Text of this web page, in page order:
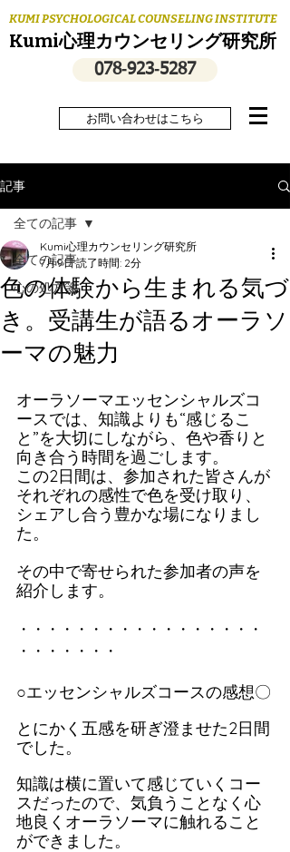
KUMI PSYCHOLOGICAL COUNSELING INSTITUTE
Kumi心理カウンセリング研究所
078‐923‐5287
お問い合わせはこちら
記事
全ての記事
心の処方箋
全ての記事
色の体験から生まれる気づ
き。受講生が語るオーラソ
ーマの魅力
Kumi心理カウンセリング研究所
7月9日読了時間: 2分
オーラソーマエッセンシャルズコ
ースでは、知識よりも“感じるこ
と”を大切にしながら、色や香りと
向き合う時間を過ごします。
この2日間は、参加された皆さんが
それぞれの感性で色を受け取り、
シェアし合う豊かな場になりまし
た。
その中で寄せられた参加者の声を
紹介します。
・・・・・・・・・・・・・・・・・
・・・・・・・
○エッセンシャルズコースの感想〇
とにかく五感を研ぎ澄ませた2日間
でした。
知識は横に置いて感じていくコー
スだったので、気負うことなく心
地良くオーラソーマに触れること
ができました。